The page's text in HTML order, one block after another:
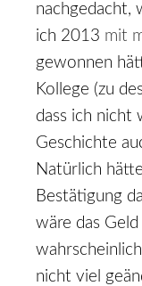
nachgedacht,
ich 2013 mit
gewonnen
Kollege (zu
dass ich nicht
Geschichte
Natürlich
Bestätigung
wäre das
nicht viel